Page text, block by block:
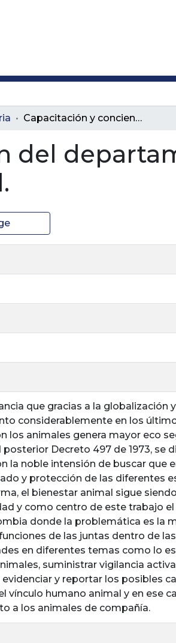
Capacitación y concientización del departamento de Antioquia en bienestar animal.
del
que gracias a la globalización
considerablemente en los
los animales genera mayor eco
posterior Decreto 497 de 1973, se
la noble intensión de buscar que
y protección de las diferentes
el bienestar animal sigue
y como centro de este trabajo
donde la problemática es la
de las juntas dentro de
en diferentes temas como lo
suministrar vigilancia
y reportar los posibles
vínculo humano animal y en ese
a los animales de compañía.